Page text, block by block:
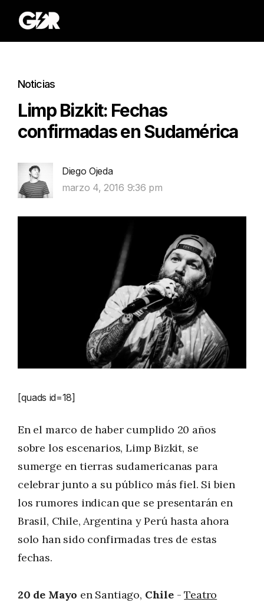
Noticias
Limp Bizkit: Fechas
confirmadas en Sudamérica
Diego Ojeda
marzo 4, 2016 9:36 pm
[quads id=18]
En el marco de haber cumplido 20 años
sobre los escenarios, Limp Bizkit, se
sumerge en tierras sudamericanas para
celebrar junto a su público más fiel. Si bien
los rumores indican que se presentarán en
Brasil, Chile, Argentina y Perú hasta ahora
solo han sido confirmadas tres de estas
fechas.
20 de Mayo en Santiago, Chile-Teatro